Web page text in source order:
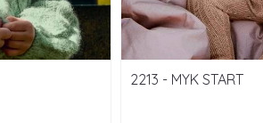
2213 - MYK START